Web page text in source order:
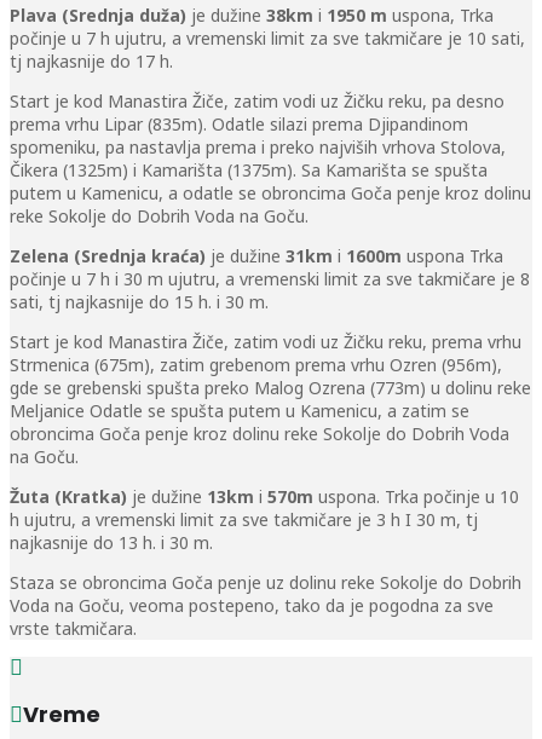
Plava (Srednja duža) je dužine 38km i 1950 m uspona, Trka
počinje u 7 h ujutru, a vremenski limit za sve takmičare je 10 sati,
tj najkasnije do 17 h.
Start je kod Manastira Žiče, zatim vodi uz Žičku reku, pa desno
prema vrhu Lipar (835m). Odatle silazi prema Djipandinom
spomeniku, pa nastavlja prema i preko najviših vrhova Stolova,
Čikera (1325m) i Kamarišta (1375m). Sa Kamarišta se spušta
putem u Kamenicu, a odatle se obroncima Goča penje kroz dolinu
reke Sokolje do Dobrih Voda na Goču.
Zelena (Srednja kraća) je dužine 31km i 1600m uspona Trka
počinje u 7 h i 30 m ujutru, a vremenski limit za sve takmičare je 8
sati, tj najkasnije do 15 h. i 30 m.
Start je kod Manastira Žiče, zatim vodi uz Žičku reku, prema vrhu
Strmenica (675m), zatim grebenom prema vrhu Ozren (956m),
gde se grebenski spušta preko Malog Ozrena (773m) u dolinu reke
Meljanice Odatle se spušta putem u Kamenicu, a zatim se
obroncima Goča penje kroz dolinu reke Sokolje do Dobrih Voda
na Goču.
Žuta (Kratka) je dužine 13km i 570m uspona. Trka počinje u 10
h ujutru, a vremenski limit za sve takmičare je 3 h I 30 m, tj
najkasnije do 13 h. i 30 m.
Staza se obroncima Goča penje uz dolinu reke Sokolje do Dobrih
Voda na Goču, veoma postepeno, tako da je pogodna za sve
vrste takmičara.
Vreme